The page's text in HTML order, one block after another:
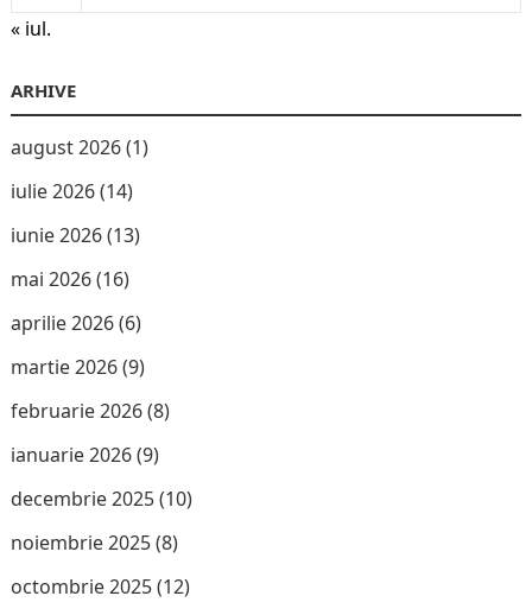
« iul.
ARHIVE
august 2026(1)
iulie 2026(14)
iunie 2026(13)
mai 2026(16)
aprilie 2026(6)
martie 2026(9)
februarie 2026(8)
ianuarie 2026(9)
decembrie 2025(10)
noiembrie 2025(8)
octombrie 2025(12)